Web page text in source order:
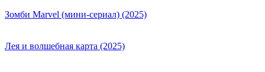
Зомби Marvel (мини-сериал) (2025)
Лея и волшебная карта (2025)